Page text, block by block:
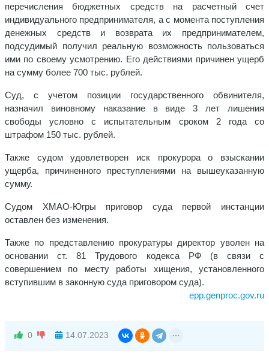
перечисления бюджетных средств на расчетный счет
индивидуального предпринимателя, а с момента поступления
денежных средств и возврата их предпринимателем,
подсудимый получил реальную возможность пользоваться
ими по своему усмотрению. Его действиями причинен ущерб
на сумму более 700 тыс. рублей.
Суд, с учетом позиции государственного обвинителя,
назначил виновному наказание в виде 3 лет лишения
свободы условно с испытательным сроком 2 года со
штрафом 150 тыс. рублей.
Также судом удовлетворен иск прокурора о взыскании
ущерба, причиненного преступлениями на вышеуказанную
сумму.
Судом ХМАО-Югры приговор суда первой инстанции
оставлен без изменения.
Также по представлению прокуратуры директор уволен на
основании ст. 81 Трудового кодекса РФ (в связи с
совершением по месту работы хищения, установленного
вступившим в законную суда приговором суда).
epp.genproc.gov.ru
0 14.07.2023